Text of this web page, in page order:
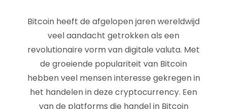
Bitcoin heeft de afgelopen jaren wereldwijd
veel aandacht getrokken als een
revolutionaire vorm van digitale valuta. Met
de groeiende populariteit van Bitcoin
hebben veel mensen interesse gekregen in
het handelen in deze cryptocurrency. Een
van de platforms die handel in Bitcoin